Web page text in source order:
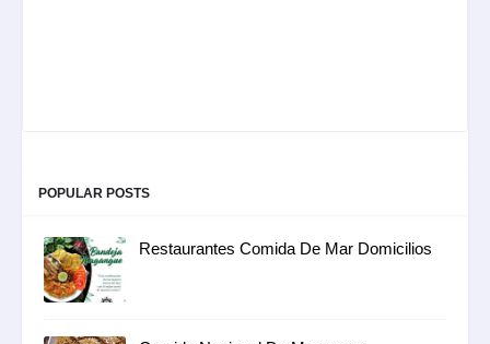
POPULAR POSTS
Restaurantes Comida De Mar Domicilios